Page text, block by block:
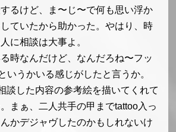
るけど、ま〜じ〜で何も思い浮か
ていたから助かった。やはり、時
に相談は大事よ。
時なんだけど、なんだろね〜フッ
いうかいる感じがしたと言うか。
談した内容の参考絵を描いてくれて
まぁ、二人共手の甲までtattoo入っ
かデジャヴしたのかもしれないけ